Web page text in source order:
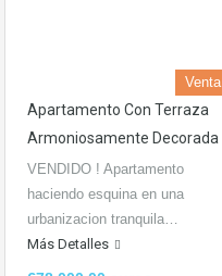
Venta
Apartamento Con Terraza
Armoniosamente Decorada
VENDIDO ! Apartamento
haciendo esquina en una
urbanizacion tranquila…
Más Detalles